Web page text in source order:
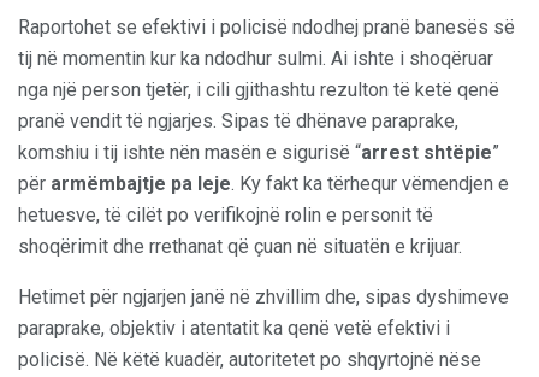
Raportohet se efektivi i policisë ndodhej pranë banesës së
tij në momentin kur ka ndodhur sulmi. Ai ishte i shoqëruar
nga një person tjetër, i cili gjithashtu rezulton të ketë qenë
pranë vendit të ngjarjes. Sipas të dhënave paraprake,
komshiu i tij ishte nën masën e sigurisë “arrest shtëpie”
për armëmbajtje pa leje. Ky fakt ka tërhequr vëmendjen e
hetuesve, të cilët po verifikojnë rolin e personit të
shoqërimit dhe rrethanat që çuan në situatën e krijuar.
Hetimet për ngjarjen janë në zhvillim dhe, sipas dyshimeve
paraprake, objektiv i atentatit ka qenë vetë efektivi i
policisë. Në këtë kuadër, autoritetet po shqyrtojnë nëse